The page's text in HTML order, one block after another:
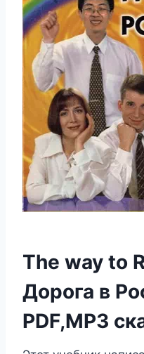
The way to
Дорога в
PDF,MP3